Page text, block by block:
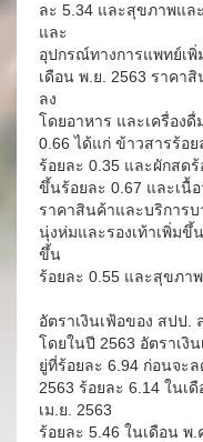
ละ 5.34 และสุขภาพแล
และ
อุปกรณ์ทางการแพทย์เพิ่
เดือน พ.ย. 2563 ราคา
ลง
โดยอาหาร และเครื่อง
0.66 ได้แก่ ข้าวสารร้อ
ร้อยละ 0.35 และผักสด
ขึ้นร้อยละ 0.67 และเนื้
ราคาสินค้าและบริการ
นุ่งห่มและรองเท้าเพิ่มขึ้
ขึ้น
ร้อยละ 0.55 และสุขภา
อัตราเงินเฟ้อของ สปป.
โดยในปี 2563 อัตราเงิ
ยู่ที่ร้อยละ 6.94 ก่อนจะ
2563 ร้อยละ 6.14 ในเ
เม.ย. 2563
ร้อยละ 5.46 ในเดือน พ.